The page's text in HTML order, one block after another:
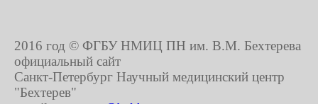
2016 год © ФГБУ НМИЦ ПН им. В.М. Бехтерева
официальный сайт
Санкт-Петербург Научный медицинский центр
"Бехтерев"